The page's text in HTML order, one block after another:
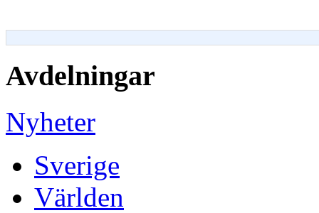
Avdelningar
Nyheter
Sverige
Världen